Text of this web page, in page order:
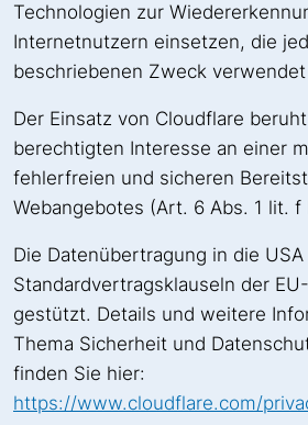
Technologien zur
Internetnutzern einsetzen, die
beschriebenen Zweck
Der Einsatz von Cloudflare
berechtigten Interesse an einer
fehlerfreien und sicheren
Webangebotes (Art. 6 Abs. 1 lit. f
Die Datenübertragung in die
Standardvertragsklauseln der
gestützt. Details und weitere
Thema Sicherheit und
finden Sie hier:
https://www.cloudflare.com/